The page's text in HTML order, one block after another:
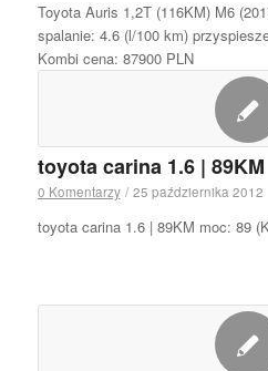
Toyota Auris 1,2T (116KM) M6
spalanie: 4.6 (l/100 km)
Kombi cena: 87900 PLN
toyota carina 1.6 | 89KM
0 Komentarzy / 25 października 2012
toyota carina 1.6 | 89KM moc: 89